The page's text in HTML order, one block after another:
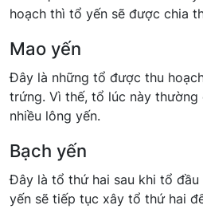
hoạch thì tổ yến sẽ được chia
Mao yến
Đây là những tổ được thu
trứng. Vì thế, tổ lúc này
nhiều lông yến.
Bạch yến
Đây là tổ thứ hai sau khi tổ đầu
yến sẽ tiếp tục xây tổ thứ hai